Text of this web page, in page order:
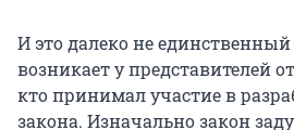
И это далеко не
возникает у представителей
кто принимал участие в
закона. Изначально закон